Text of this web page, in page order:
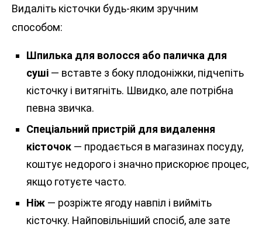
Видаліть кісточки будь-яким зручним
способом:
Шпилька для волосся або паличка для
суші — вставте з боку плодоніжки, підчепіть
кісточку і витягніть. Швидко, але потрібна
певна звичка.
Спеціальний пристрій для видалення
кісточок — продається в магазинах посуду,
коштує недорого і значно прискорює процес,
якщо готуєте часто.
Ніж — розріжте ягоду навпіл і вийміть
кісточку. Найповільніший спосіб, але зате